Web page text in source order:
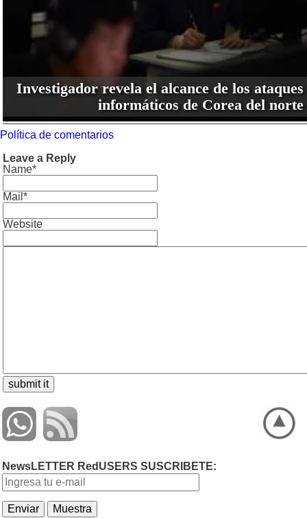
Investigador revela el alcance de los ataques
informáticos de Corea del norte
Política de comentarios
Leave a Reply
Name*
Mail*
Website
NewsLETTER RedUSERS SUSCRIBETE: